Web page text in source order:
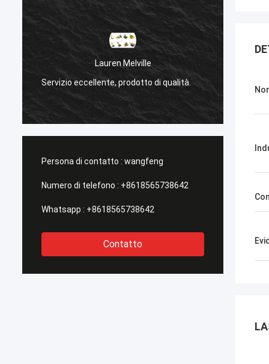
Lauren Melville
Servizio eccellente, prodotto di qualità.
Persona di contatto : wangfeng
Numero di telefono : +8618565738642
Whatsapp : +8618565738642
Contatto